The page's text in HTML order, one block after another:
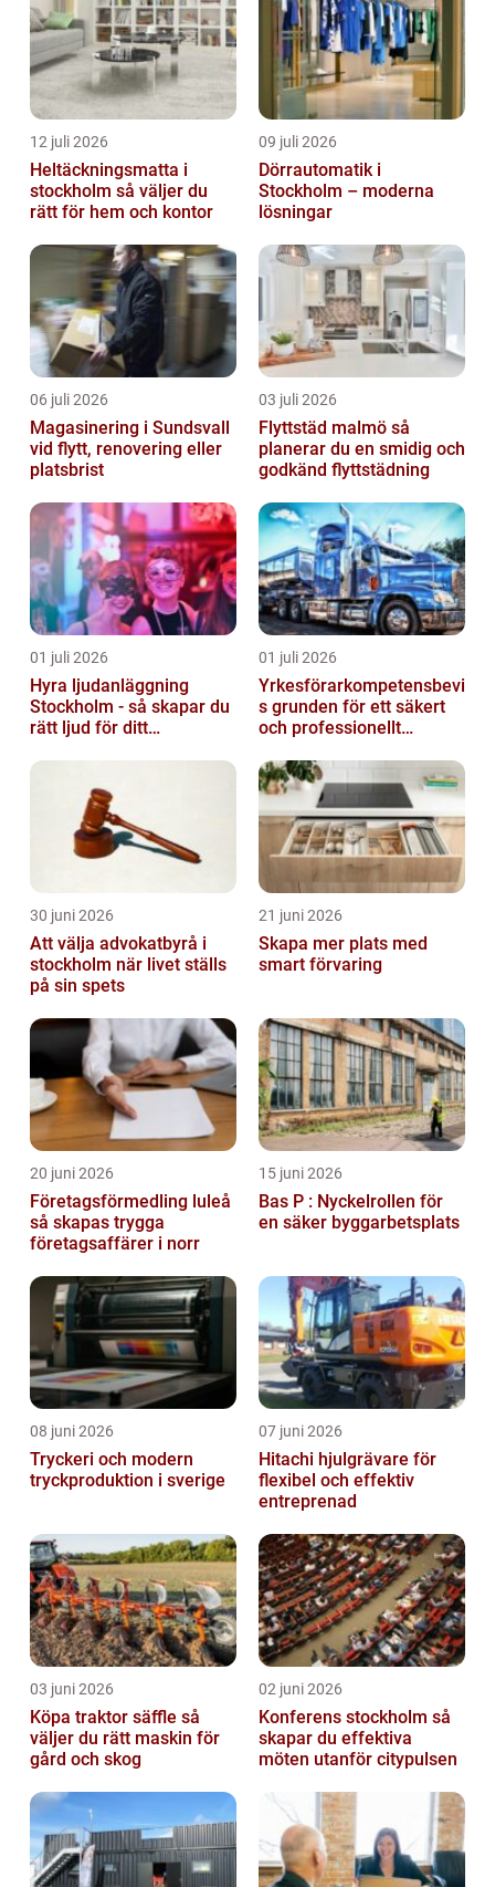
12 juli 2026
Heltäckningsmatta i
stockholm så väljer du
rätt för hem och kontor
09 juli 2026
Dörrautomatik i
Stockholm – moderna
lösningar
06 juli 2026
Magasinering i Sundsvall
vid flytt, renovering eller
platsbrist
03 juli 2026
Flyttstäd malmö så
planerar du en smidig och
godkänd flyttstädning
01 juli 2026
Hyra ljudanläggning
Stockholm - så skapar du
rätt ljud för ditt
01 juli 2026
Yrkesförarkompetensbevi
s grunden för ett säkert
och professionellt
30 juni 2026
Att välja advokatbyrå i
stockholm när livet ställs
på sin spets
21 juni 2026
Skapa mer plats med
smart förvaring
20 juni 2026
Företagsförmedling luleå
så skapas trygga
företagsaffärer i norr
15 juni 2026
Bas P : Nyckelrollen för
en säker byggarbetsplats
08 juni 2026
Tryckeri och modern
tryckproduktion i sverige
07 juni 2026
Hitachi hjulgrävare för
flexibel och effektiv
entreprenad
03 juni 2026
Köpa traktor säffle så
väljer du rätt maskin för
gård och skog
02 juni 2026
Konferens stockholm så
skapar du effektiva
möten utanför citypulsen